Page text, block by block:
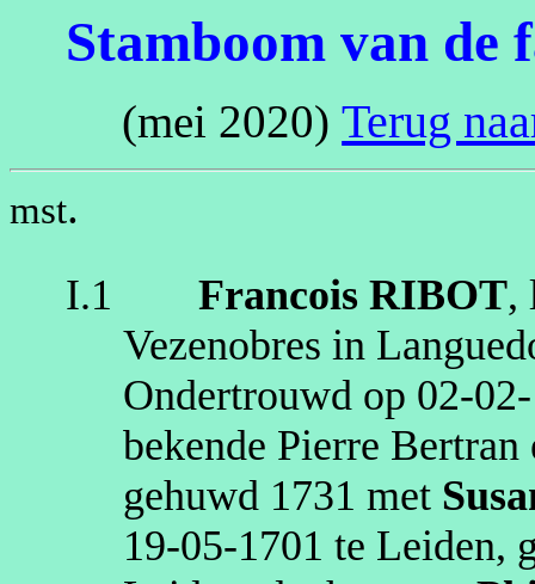
Stamboom van de
(mei 2020)Terug
mst.
I.1 Francois RIBOT,
Vezenobres in
Ondertrouwd op
bekende Pierre Bertran
gehuwd 1731 met
19‑05‑1701 te Leiden,